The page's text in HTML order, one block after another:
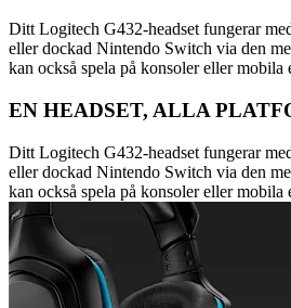
Ditt Logitech G432-headset fungerar
eller dockad Nintendo Switch via den
kan också spela på konsoler eller mobila
EN HEADSET, ALLA
Ditt Logitech G432-headset fungerar
eller dockad Nintendo Switch via den
kan också spela på konsoler eller mobila